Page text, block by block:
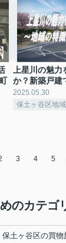
上星川の魅
か？新築戸建
2025.05.30
保土ヶ谷区地
3 4 5
のカテゴ
保土ヶ谷区の買物